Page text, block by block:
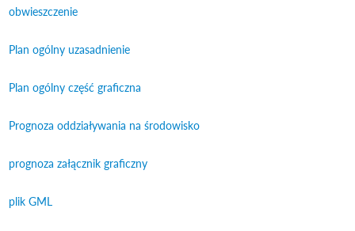
obwieszczenie
Plan ogólny uzasadnienie
Plan ogólny część graficzna
Prognoza oddziaływania na środowisko
prognoza załącznik graficzny
plik GML